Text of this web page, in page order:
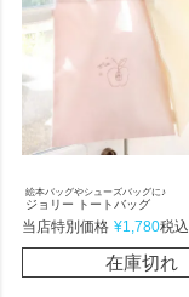
絵本バッグやシューズバッグに♪
ジョリー トートバッグ
当店特別価格 ¥1,780税込
在庫切れ